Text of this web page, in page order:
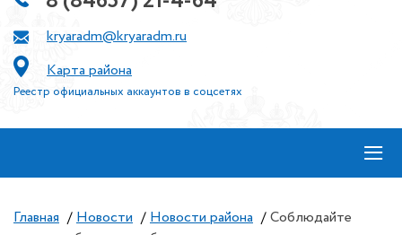
kryaradm@kryaradm.ru
Карта района
Реестр официальных аккаунтов в соцсетях
≡
Главная / Новости / Новости района / Cоблюдайте